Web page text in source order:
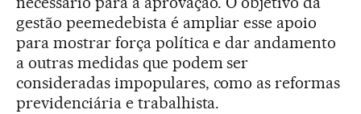
gestão peemedebista é ampliar esse apoio
para mostrar força política e dar andamento
a outras medidas que podem ser
consideradas impopulares, como as reformas
previdenciária e trabalhista.